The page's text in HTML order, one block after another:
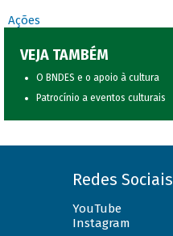
Ações
VEJA TAMBÉM
O BNDES e o apoio à cultura
Patrocínio a eventos culturais
Redes Sociais
YouTube
Instagram